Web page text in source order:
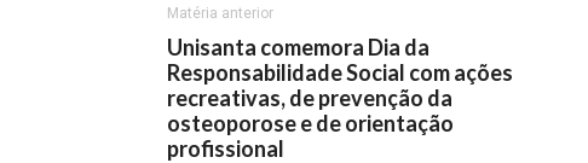
Matéria anterior
Unisanta comemora Dia da
Responsabilidade Social com ações
recreativas, de prevenção da
osteoporose e de orientação
profissional